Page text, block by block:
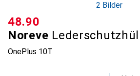
2 Bilder
Noreve
OnePlus 10T
CHF
48.90